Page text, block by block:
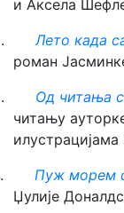
и Аксела
Лето када
роман
Од читања
читању
Пуж морем
Џулије